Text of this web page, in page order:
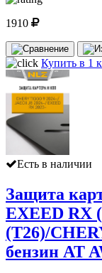
1910
Купить в 1
Есть в наличии
Защита
EXEED RX
(T26)/
бензин AT